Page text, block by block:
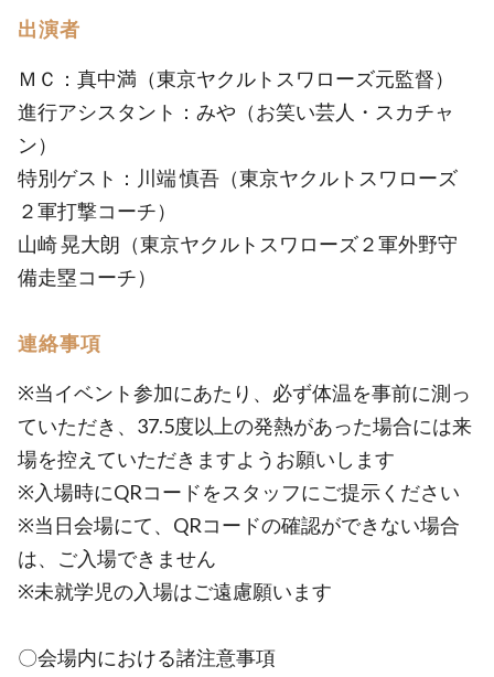
出演者
ＭＣ：真中満（東京ヤクルトスワローズ元監督）
進行アシスタント：みや（お笑い芸人・スカチャ
ン）
特別ゲスト：川端 慎吾（東京ヤクルトスワローズ
２軍打撃コーチ）
山崎 晃大朗（東京ヤクルトスワローズ２軍外野守
備走塁コーチ）
連絡事項
※当イベント参加にあたり、必ず体温を事前に測っ
ていただき、37.5度以上の発熱があった場合には来
場を控えていただきますようお願いします
※入場時にQRコードをスタッフにご提示ください
※当日会場にて、QRコードの確認ができない場合
は、ご入場できません
※未就学児の入場はご遠慮願います
〇会場内における諸注意事項